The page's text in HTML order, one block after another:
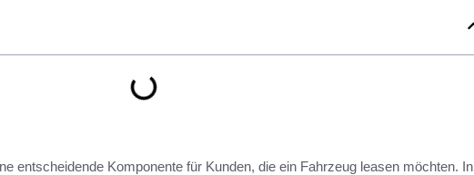
entscheidende Komponente für Kunden, die ein Fahrzeug leasen möchten. In